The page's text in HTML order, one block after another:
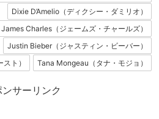
Dixie D’Amelio（ディクシー・ダミリオ）
James Charles（ジェームズ・チャールズ）
Justin Bieber（ジャスティン・ビーバー）
ト）
Tana Mongeau（タナ・モジョ）
ンサーリンク